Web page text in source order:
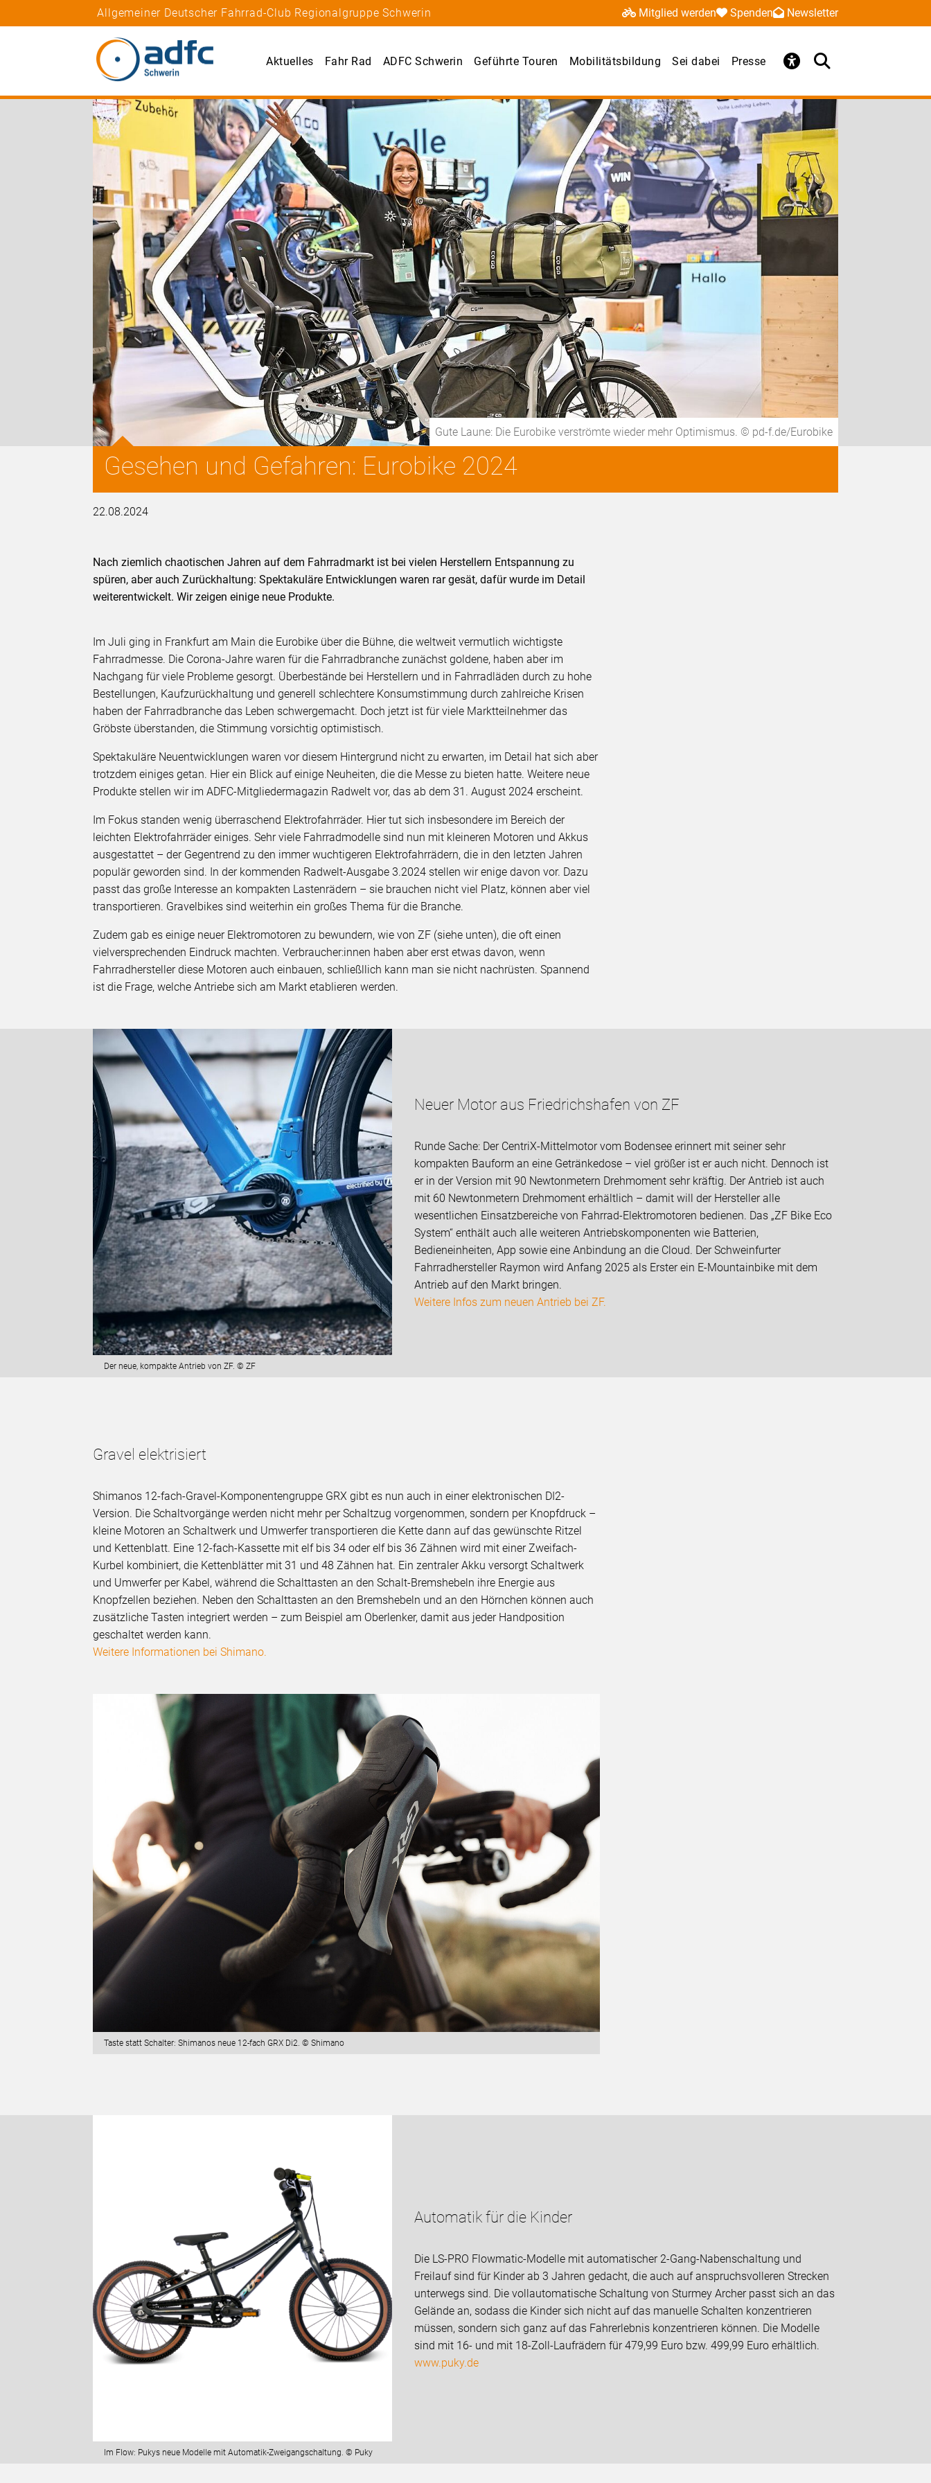
Allgemeiner Deutscher Fahrrad-Club Regionalgruppe Schwerin Mitglied werden Spenden Newsletter
Aktuelles Fahr Rad ADFC Schwerin Geführte Touren Mobilitätsbildung Sei dabei Presse
Gute Laune: Die Eurobike verströmte wieder mehr Optimismus. © pd-f.de/Eurobike
Gesehen und Gefahren: Eurobike 2024
22.08.2024
Nach ziemlich chaotischen Jahren auf dem Fahrradmarkt ist bei vielen Herstellern Entspannung zu
spüren, aber auch Zurückhaltung: Spektakuläre Entwicklungen waren rar gesät, dafür wurde im Detail
weiterentwickelt. Wir zeigen einige neue Produkte.
Im Juli ging in Frankfurt am Main die Eurobike über die Bühne, die weltweit vermutlich wichtigste
Fahrradmesse. Die Corona-Jahre waren für die Fahrradbranche zunächst goldene, haben aber im
Nachgang für viele Probleme gesorgt. Überbestände bei Herstellern und in Fahrradläden durch zu hohe
Bestellungen, Kaufzurückhaltung und generell schlechtere Konsumstimmung durch zahlreiche Krisen
haben der Fahrradbranche das Leben schwergemacht. Doch jetzt ist für viele Marktteilnehmer das
Gröbste überstanden, die Stimmung vorsichtig optimistisch.
Spektakuläre Neuentwicklungen waren vor diesem Hintergrund nicht zu erwarten, im Detail hat sich aber
trotzdem einiges getan. Hier ein Blick auf einige Neuheiten, die die Messe zu bieten hatte. Weitere neue
Produkte stellen wir im ADFC-Mitgliedermagazin Radwelt vor, das ab dem 31. August 2024 erscheint.
Im Fokus standen wenig überraschend Elektrofahrräder. Hier tut sich insbesondere im Bereich der
leichten Elektrofahrräder einiges. Sehr viele Fahrradmodelle sind nun mit kleineren Motoren und Akkus
ausgestattet – der Gegentrend zu den immer wuchtigeren Elektrofahrrädern, die in den letzten Jahren
populär geworden sind. In der kommenden Radwelt-Ausgabe 3.2024 stellen wir enige davon vor. Dazu
passt das große Interesse an kompakten Lastenrädern – sie brauchen nicht viel Platz, können aber viel
transportieren. Gravelbikes sind weiterhin ein großes Thema für die Branche.
Zudem gab es einige neuer Elektromotoren zu bewundern, wie von ZF (siehe unten), die oft einen
vielversprechenden Eindruck machten. Verbraucher:innen haben aber erst etwas davon, wenn
Fahrradhersteller diese Motoren auch einbauen, schließllich kann man sie nicht nachrüsten. Spannend
ist die Frage, welche Antriebe sich am Markt etablieren werden.
Der neue, kompakte Antrieb von ZF. © ZF
Neuer Motor aus Friedrichshafen von ZF
Runde Sache: Der CentriX-Mittelmotor vom Bodensee erinnert mit seiner sehr
kompakten Bauform an eine Getränkedose – viel größer ist er auch nicht. Dennoch ist
er in der Version mit 90 Newtonmetern Drehmoment sehr kräftig. Der Antrieb ist auch
mit 60 Newtonmetern Drehmoment erhältlich – damit will der Hersteller alle
wesentlichen Einsatzbereiche von Fahrrad-Elektromotoren bedienen. Das „ZF Bike Eco
System“ enthält auch alle weiteren Antriebskomponenten wie Batterien,
Bedieneinheiten, App sowie eine Anbindung an die Cloud. Der Schweinfurter
Fahrradhersteller Raymon wird Anfang 2025 als Erster ein E-Mountainbike mit dem
Antrieb auf den Markt bringen.
Weitere Infos zum neuen Antrieb bei ZF.
Gravel elektrisiert
Shimanos 12-fach-Gravel-Komponentengruppe GRX gibt es nun auch in einer elektronischen DI2-
Version. Die Schaltvorgänge werden nicht mehr per Schaltzug vorgenommen, sondern per Knopfdruck –
kleine Motoren an Schaltwerk und Umwerfer transportieren die Kette dann auf das gewünschte Ritzel
und Kettenblatt. Eine 12-fach-Kassette mit elf bis 34 oder elf bis 36 Zähnen wird mit einer Zweifach-
Kurbel kombiniert, die Kettenblätter mit 31 und 48 Zähnen hat. Ein zentraler Akku versorgt Schaltwerk
und Umwerfer per Kabel, während die Schalttasten an den Schalt-Bremshebeln ihre Energie aus
Knopfzellen beziehen. Neben den Schalttasten an den Bremshebeln und an den Hörnchen können auch
zusätzliche Tasten integriert werden – zum Beispiel am Oberlenker, damit aus jeder Handposition
geschaltet werden kann.
Weitere Informationen bei Shimano.
Taste statt Schalter: Shimanos neue 12-fach GRX Di2. © Shimano
Im Flow: Pukys neue Modelle mit Automatik-Zweigangschaltung. © Puky
Automatik für die Kinder
Die LS-PRO Flowmatic-Modelle mit automatischer 2-Gang-Nabenschaltung und
Freilauf sind für Kinder ab 3 Jahren gedacht, die auch auf anspruchsvolleren Strecken
unterwegs sind. Die vollautomatische Schaltung von Sturmey Archer passt sich an das
Gelände an, sodass die Kinder sich nicht auf das manuelle Schalten konzentrieren
müssen, sondern sich ganz auf das Fahrerlebnis konzentrieren können. Die Modelle
sind mit 16- und mit 18-Zoll-Laufrädern für 479,99 Euro bzw. 499,99 Euro erhältlich.
www.puky.de